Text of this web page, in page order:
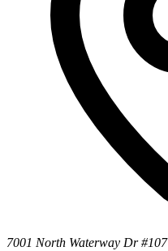
7001 North Waterway Dr #107